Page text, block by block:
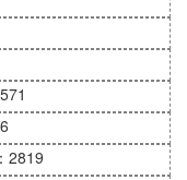
自我。
、Gallo、Pal
牌Fosters。
設計非常獨特，
2819